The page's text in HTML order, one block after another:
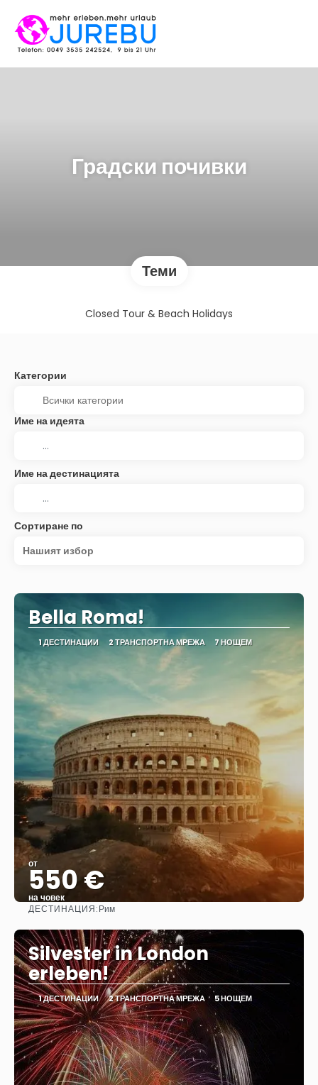
Градски почивки
Теми
Closed Tour & Beach Holidays
Категории
Име на идеята
Име на дестинацията
Сортиране по
Нашият избор
Bella Roma!
1 ДЕСТИНАЦИИ 2 ТРАНСПОРТНА МРЕЖА 7 НОЩЕМ
от
550 €
на човек
ДЕСТИНАЦИЯ:Рим
Silvester in London
erleben!
1 ДЕСТИНАЦИИ 2 ТРАНСПОРТНА МРЕЖА 5 НОЩЕМ